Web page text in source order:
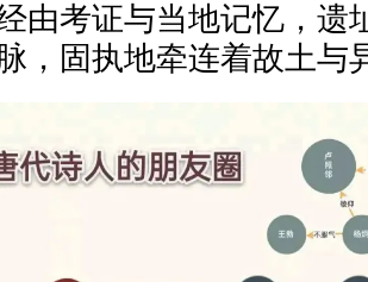
由考证与当地记忆，遗
，固执地牵连着故土与